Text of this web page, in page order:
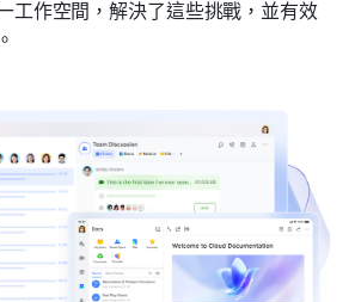
工作空間，解決了這些挑戰，並有效